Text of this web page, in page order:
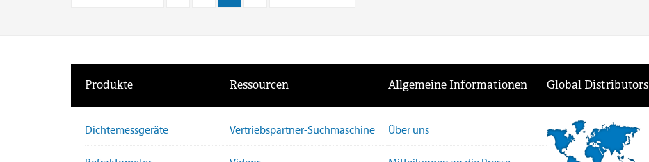
Produkte
Dichtemessgeräte
Ressourcen
Vertriebspartner-Suchmaschine
Allgemeine Informationen
Über uns
Global Distributors